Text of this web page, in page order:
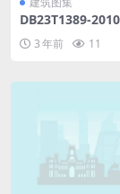
DB23T1389-
df 3 年前 11